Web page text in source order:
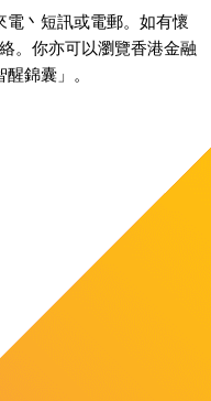
電丶短訊或電郵。如有懷
。你亦可以瀏覽香港金融
錦囊」。